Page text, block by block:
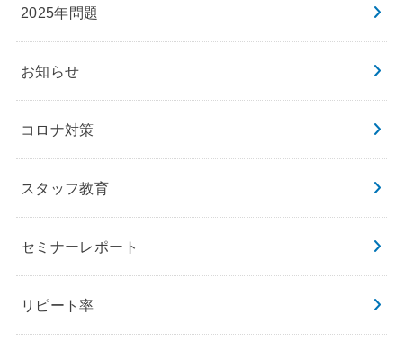
2025年問題
お知らせ
コロナ対策
スタッフ教育
セミナーレポート
リピート率